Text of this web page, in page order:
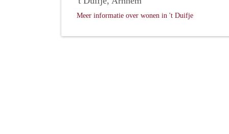
Meer informatie over wonen in 't Duifje